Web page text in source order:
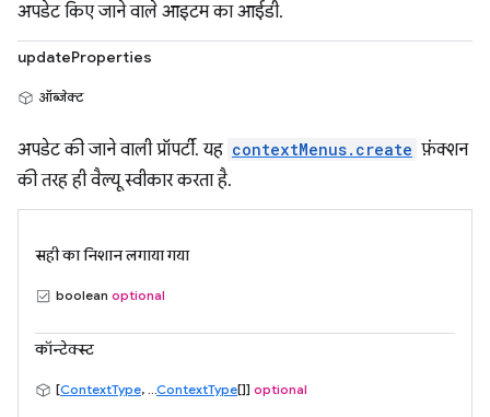
अपडेट किए जाने वाले आइटम का आईडी.
updateProperties
ऑब्जेक्ट
अपडेट की जाने वाली प्रॉपर्टी. यह contextMenus.create फ़ंक्शन
की तरह ही वैल्यू स्वीकार करता है.
सही का निशान लगाया गया
boolean optional
कॉन्टेक्स्ट
[ContextType, ...ContextType[]] optional